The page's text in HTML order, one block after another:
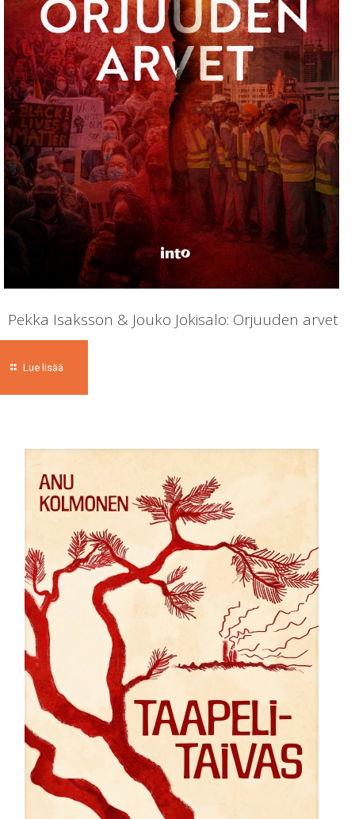
Pekka Isaksson & Jouko Jokisalo: Orjuuden arvet
Lue lisää